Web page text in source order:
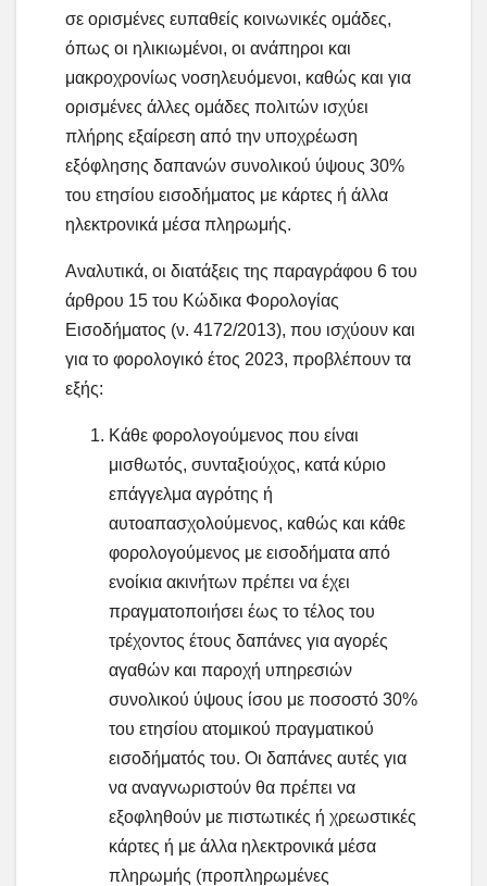
σε ορισμένες ευπαθείς κοινωνικές ομάδες,
όπως οι ηλικιωμένοι, οι ανάπηροι και
μακροχρονίως νοσηλευόμενοι, καθώς και για
ορισμένες άλλες ομάδες πολιτών ισχύει
πλήρης εξαίρεση από την υποχρέωση
εξόφλησης δαπανών συνολικού ύψους 30%
του ετησίου εισοδήματος με κάρτες ή άλλα
ηλεκτρονικά μέσα πληρωμής.
Αναλυτικά, οι διατάξεις της παραγράφου 6 του
άρθρου 15 του Κώδικα Φορολογίας
Εισοδήματος (ν. 4172/2013), που ισχύουν και
για το φορολογικό έτος 2023, προβλέπουν τα
εξής:
Κάθε φορολογούμενος που είναι
μισθωτός, συνταξιούχος, κατά κύριο
επάγγελμα αγρότης ή
αυτοαπασχολούμενος, καθώς και κάθε
φορολογούμενος με εισοδήματα από
ενοίκια ακινήτων πρέπει να έχει
πραγματοποιήσει έως το τέλος του
τρέχοντος έτους δαπάνες για αγορές
αγαθών και παροχή υπηρεσιών
συνολικού ύψους ίσου με ποσοστό 30%
του ετησίου ατομικού πραγματικού
εισοδήματός του. Οι δαπάνες αυτές για
να αναγνωριστούν θα πρέπει να
εξοφληθούν με πιστωτικές ή χρεωστικές
κάρτες ή με άλλα ηλεκτρονικά μέσα
πληρωμής (προπληρωμένες